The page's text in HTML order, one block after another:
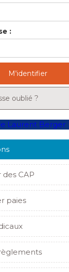
:
M'identifier
oublié ?
CAP
paies